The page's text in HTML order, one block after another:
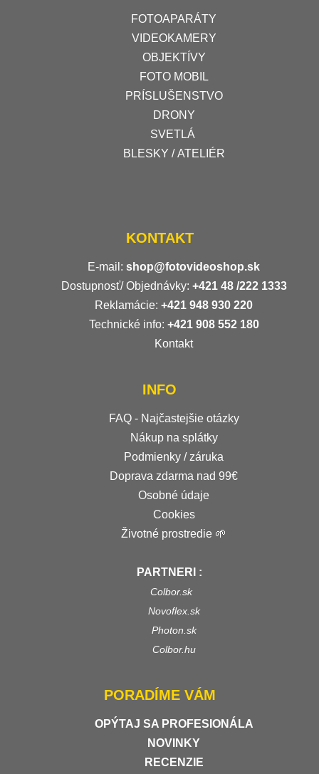
FOTOAPARÁTY
VIDEOKAMERY
OBJEKTÍVY
FOTO MOBIL
PRÍSLUŠENSTVO
DRONY
SVETLÁ
BLESKY / ATELIÉR
KONTAKT
E-mail: shop@fotovideoshop.sk
Dostupnosť/ Objednávky: +421 48 /222 1333
Reklamácie: +421 948 930 220
Technické info: +421 908 552 180
Kontakt
INFO
FAQ - Najčastejšie otázky
Nákup na splátky
Podmienky / záruka
Doprava zdarma nad 99€
Osobné údaje
Cookies
Životné prostredie 🌱
PARTNERI :
Colbor.sk
Novoflex.sk
Photon.sk
Colbor.hu
PORADÍME VÁM
OPÝTAJ SA PROFESIONÁLA
NOVINKY
RECENZIE